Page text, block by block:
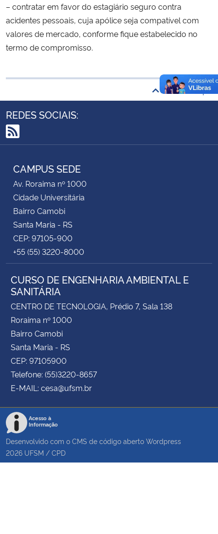
Banco Central do Brasil
Planalto
– contratar em favor do estagiário seguro contra
acidentes pessoais, cuja apólice seja compatível com
valores de mercado, conforme fique estabelecido no
termo de compromisso.
Voltar ao topo
REDES SOCIAIS:
RSS
CAMPUS SEDE
Av. Roraima nº 1000
Cidade Universitária
Bairro Camobi
Santa Maria - RS
CEP: 97105-900
+55 (55) 3220-8000
CURSO DE ENGENHARIA AMBIENTAL E
SANITÁRIA
CENTRO DE TECNOLOGIA, Prédio 7, Sala 138
Roraima nº 1000
Bairro Camobi
Santa Maria - RS
CEP: 97105900
Telefone: (55)3220-8657
E-MAIL: cesa@ufsm.br
Acesso à
Informação
Desenvolvido com o CMS de código aberto Wordpress
2026 UFSM / CPD